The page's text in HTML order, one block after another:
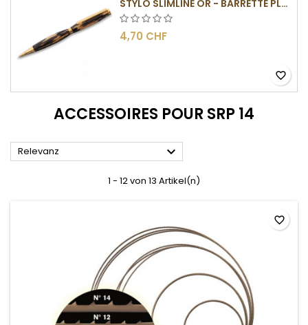
STYLO SLIMLINE OR - BARRETTE PLATE
4,70 CHF
favorite_border
ACCESSOIRES POUR SRP 14
Relevanz 
1 - 12 von 13 Artikel(n)
favorite_border